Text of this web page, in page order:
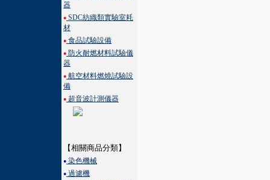
器
● SDC紡織類實驗室耗
材
● 食品試驗設備
● 防火耐燃材料試驗儀
器
● 航空材料燃燒試驗設
備
● 超音波計測儀器
【相關商品分類】
● 染色機械
● 過濾機